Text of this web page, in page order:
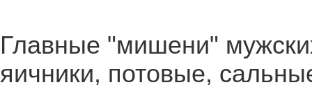
Главные "мишени"
яичники, потовые,